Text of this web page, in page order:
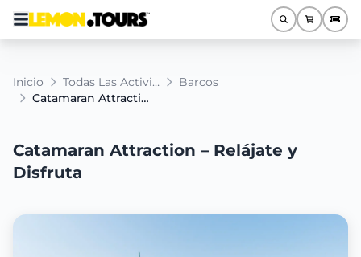
Inicio Todas Las Actividades
Barcos
Catamaran Attraction – Relájate y Disfruta
Catamaran Attraction – Relájate y
Disfruta